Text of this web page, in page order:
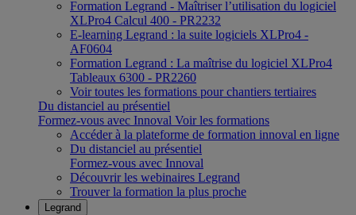
Formation Legrand - Maîtriser l’utilisation du logiciel
XLPro4 Calcul 400 - PR2232
E-learning Legrand : la suite logiciels XLPro4 -
AF0604
Formation Legrand : La maîtrise du logiciel XLPro4
Tableaux 6300 - PR2260
Voir toutes les formations pour chantiers tertiaires
Du distanciel au présentiel
Formez-vous avec Innoval Voir les formations
Accéder à la plateforme de formation innoval en ligne
Du distanciel au présentiel
Formez-vous avec Innoval
Découvrir les webinaires Legrand
Trouver la formation la plus proche
Legrand